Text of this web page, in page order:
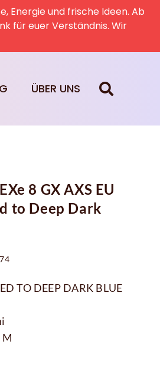
Energie und frische Ideen. Ab
für euer Verständnis. Wir
ÜBER UNS
8 GX AXS EU
to Deep Dark
TO DEEP DARK BLUE
M